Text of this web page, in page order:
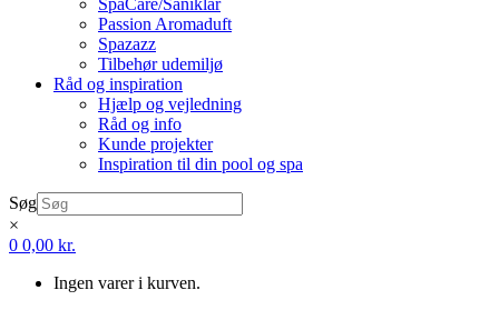
SpaCare/Saniklar
Passion Aromaduft
Spazazz
Tilbehør udemiljø
Råd og inspiration
Hjælp og vejledning
Råd og info
Kunde projekter
Inspiration til din pool og spa
Søg
×
0 0,00 kr.
Ingen varer i kurven.